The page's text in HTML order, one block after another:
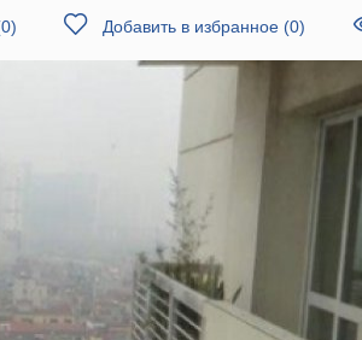
0) Добавить в избранное (0)